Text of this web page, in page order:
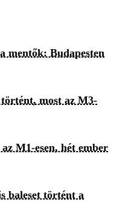
mentők: Budapesten
most az M3-
M1-esen, hét ember
baleset történt a